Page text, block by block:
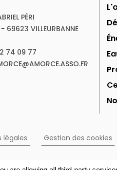
PÉRI
69623 VILLEURBANNE
74 09 77
légales Gestion des cookies